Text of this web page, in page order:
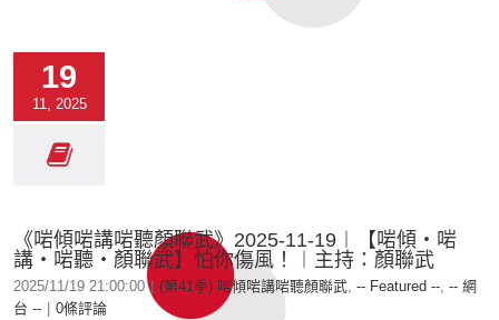
19
11, 2025
《啱傾啱講啱聽顏聯武》2025-11-19︱【啱傾‧啱
講‧啱聽‧顏聯武】怕你傷風！︱主持：顏聯武
2025/11/19 21:00:00 (第41季) 啱傾啱講啱聽顏聯武, -- Featured --, -- 網
台 --
0條評論